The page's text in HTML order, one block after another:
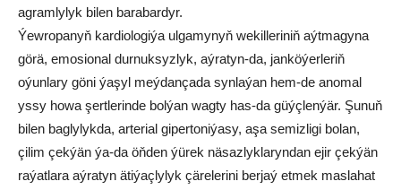
agramlylyk bilen barabardyr.
Ýewropanyň kardiologiýa ulgamynyň wekilleriniň aýtmagyna
görä, emosional durnuksyzlyk, aýratyn-da, janköýerleriň
oýunlary göni ýaşyl meýdançada synlaýan hem-de anomal
yssy howa şertlerinde bolýan wagty has-da güýçlenýär. Şunuň
bilen baglylykda, arterial gipertoniýasy, aşa semizligi bolan,
çilim çekýän ýa-da öňden ýürek näsazlyklaryndan ejir çekýän
raýatlara aýratyn ätiýaçlylyk çärelerini berjaý etmek maslahat